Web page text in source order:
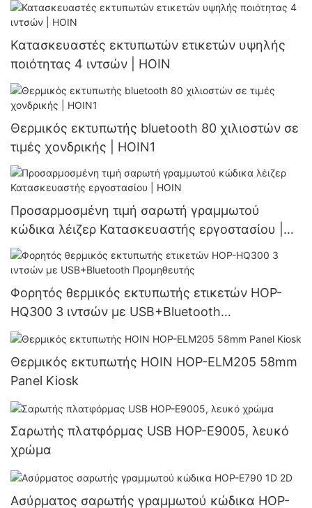
Κατασκευαστές εκτυπωτών ετικετών υψηλής
ποιότητας 4 ιντσών | HOIN
Θερμικός εκτυπωτής bluetooth 80 χιλιοστών σε
τιμές χονδρικής | HOIN1
Προσαρμοσμένη τιμή σαρωτή γραμμωτού
κώδικα λέιζερ Κατασκευαστής εργοστασίου |
HOIN
Φορητός θερμικός εκτυπωτής ετικετών HOP-
HQ300 3 ιντσών με USB+Bluetooth
Προμηθευτής
Θερμικός εκτυπωτής HOIN HOP-ELM205 58mm
Panel Kiosk
Σαρωτής πλατφόρμας USB HOP-E9005, λευκό
χρώμα
Ασύρματος σαρωτής γραμμωτού κώδικα HOP-